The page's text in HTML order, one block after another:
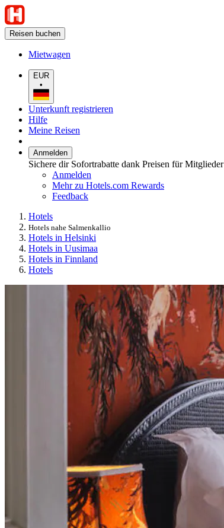
Reisen buchen
Mietwagen
EUR
•
Unterkunft registrieren
Hilfe
Meine Reisen
Anmelden
Sichere dir Sofortrabatte dank Preisen für Mitglieder
Anmelden
Mehr zu Hotels.com Rewards
Feedback
Hotels
Hotels nahe Salmenkallio
Hotels in Helsinki
Hotels in Uusimaa
Hotels in Finnland
Hotels